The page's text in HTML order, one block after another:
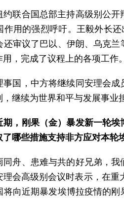
约联合国总部主持高级别公
用的强烈呼吁。王毅外长
审议了巴以、伊朗、乌克
，完成了议程上的各项工作
事国，中方将继续同安理会
继续为世界和平与发展事业
期，刚果（金）暴发新一轮
哪些措施支持非方应对本轮
同舟、患难与共的好兄弟，
理会高级别会议时表示，在
向近期暴发埃博拉疫情的